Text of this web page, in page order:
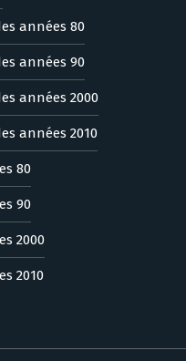
années 80
années 90
années 2000
années 2010
80
90
2000
2010